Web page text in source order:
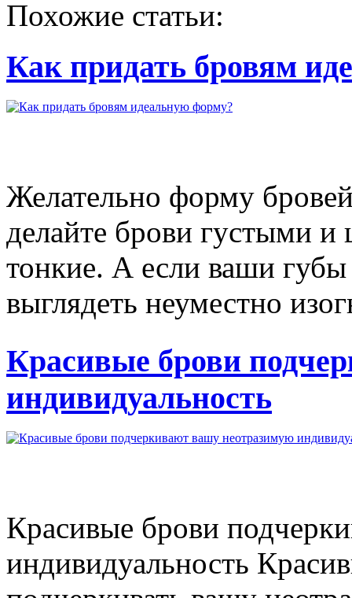
Похожие статьи:
Как придать бровям
Желательно форму
делайте брови густыми
тонкие. А если ваши
выглядеть неуместно
Красивые брови
индивидуальность
Красивые брови
индивидуальность